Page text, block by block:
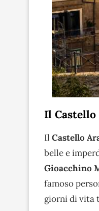
Il Castello
Il Castello
belle e
Gioacchino
famoso
giorni di vita